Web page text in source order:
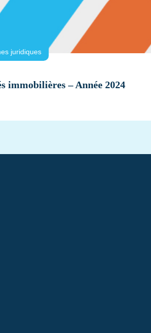
juridiques
immobilières – Année 2024